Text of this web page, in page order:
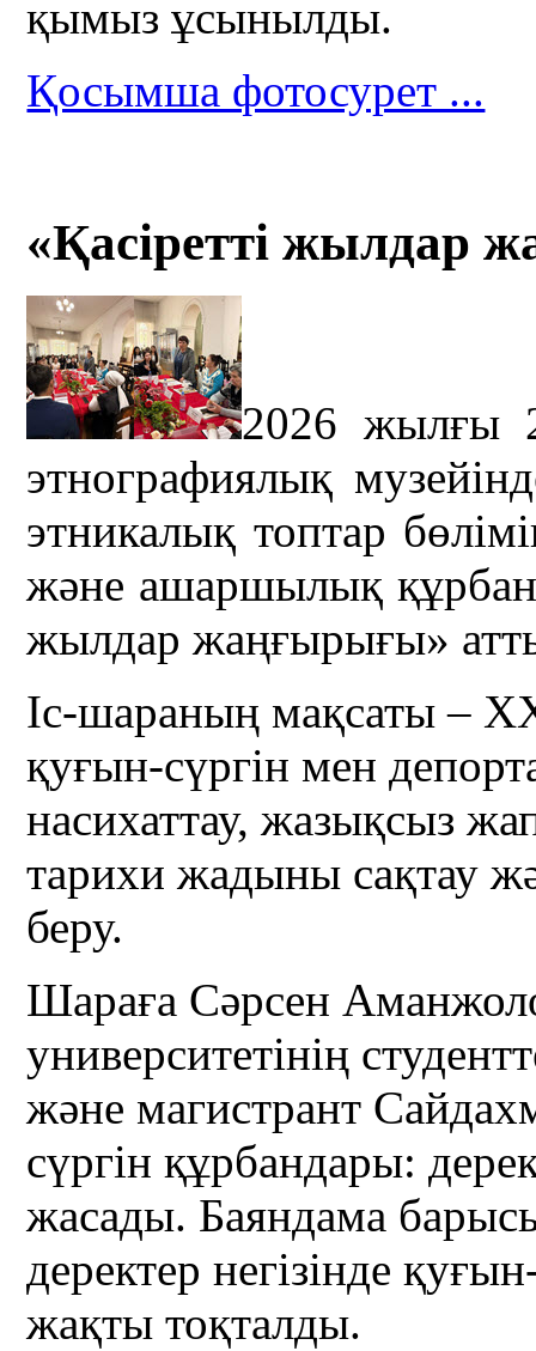
қымыз ұсынылды.
Қосымша фотосурет ...
«Қасіретті жылдар
2026 жылғы
этнографиялық
этникалық топтар
және ашаршылық
жылдар жаңғырығы»
Іс-шараның мақсаты –
қуғын-сүргін мен
насихаттау, жазықсыз
тарихи жадыны сақтау
беру.
Шараға Сәрсен
университетінің
және магистрант
сүргін құрбандары:
жасады. Баяндама
деректер негізінде
жақты тоқталды.